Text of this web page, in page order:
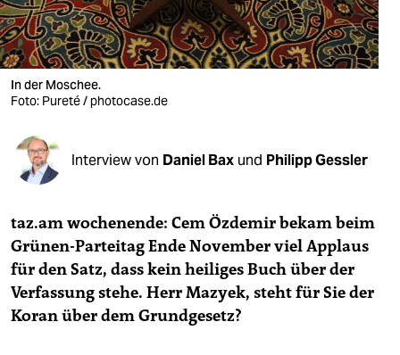
verlag
verlag
veranstaltungen
fragen & hilfe
unterstützen
abo
genossenschaft
epaper login
In der Moschee.
Foto: Pureté / photocase.de
Interview von Daniel Bax und Philipp Gessler
taz.am wochenende: Cem Özdemir bekam beim
Grünen-Parteitag Ende November viel Applaus
für den Satz, dass kein heiliges Buch über der
Verfassung stehe. Herr Mazyek, steht für Sie der
Koran über dem Grundgesetz?